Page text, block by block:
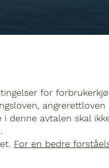
for
i denne avtalen skal
For en bedre